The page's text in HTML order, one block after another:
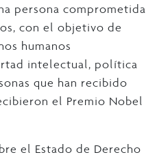
persona comprometida
con el objetivo de
humanos
intelectual, política
que han recibido
el Premio Nobel
el Estado de Derecho